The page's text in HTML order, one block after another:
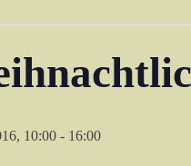
10:00 - 16:00